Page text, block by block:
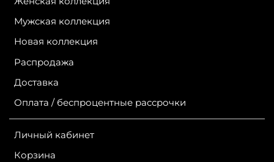
Мужская коллекция
Новая коллекция
Распродажа
Доставка
Оплата / беспроцентные рассрочки
Личный кабинет
Корзина